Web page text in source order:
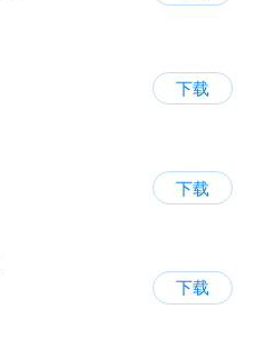
下载
下载
下载